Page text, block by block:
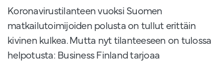
Koronavirustilanteen vuoksi Suomen
matkailutoimijoiden polusta on tullut erittäin
kivinen kulkea. Mutta nyt tilanteeseen on tulossa
helpotusta: Business Finland tarjoaa